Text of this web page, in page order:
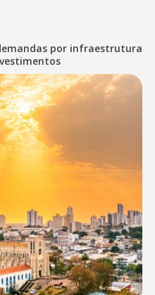
por infraestrutura